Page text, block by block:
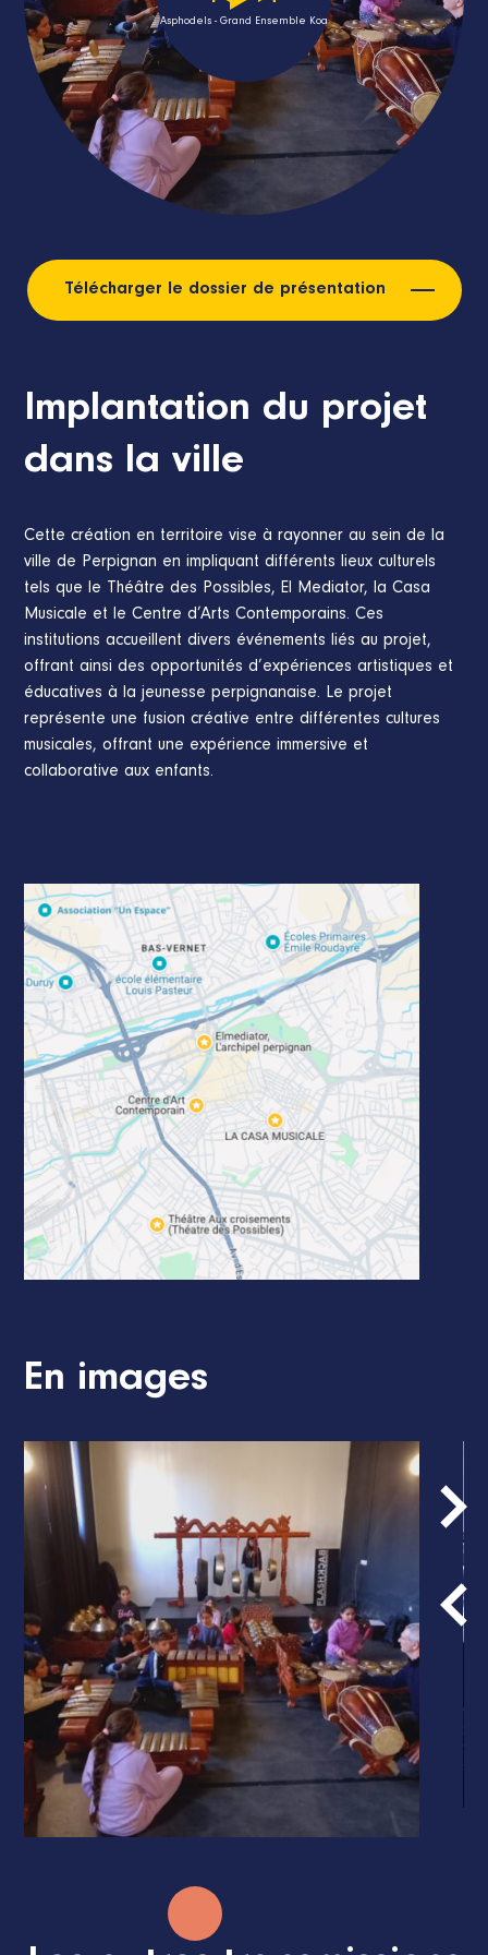
Asphodels - Grand Ensemble Koa
Télécharger le dossier de présentation
Implantation du projet
dans la ville
Cette création en territoire vise à rayonner au sein de la
ville de Perpignan en impliquant différents lieux culturels
tels que le Théâtre des Possibles, El Mediator, la Casa
Musicale et le Centre d’Arts Contemporains. Ces
institutions accueillent divers événements liés au projet,
offrant ainsi des opportunités d’expériences artistiques et
éducatives à la jeunesse perpignanaise. Le projet
représente une fusion créative entre différentes cultures
musicales, offrant une expérience immersive et
collaborative aux enfants.
En images